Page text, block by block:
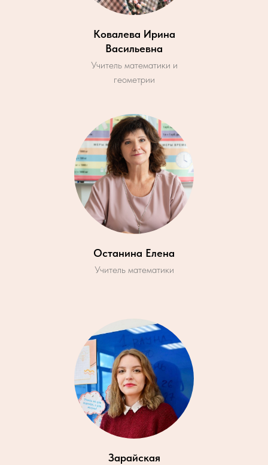
Ковалева Ирина
Васильевна
Учитель математики и
геометрии
Останина Елена
Учитель математики
Зарайская